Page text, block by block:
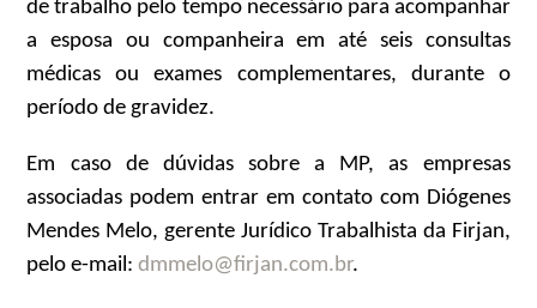
de trabalho pelo tempo necessário para acompanhar
a esposa ou companheira em até seis consultas
médicas ou exames complementares, durante o
período de gravidez.
Em caso de dúvidas sobre a MP, as empresas
associadas podem entrar em contato com Diógenes
Mendes Melo, gerente Jurídico Trabalhista da Firjan,
pelo e-mail:dmmelo@firjan.com.br.